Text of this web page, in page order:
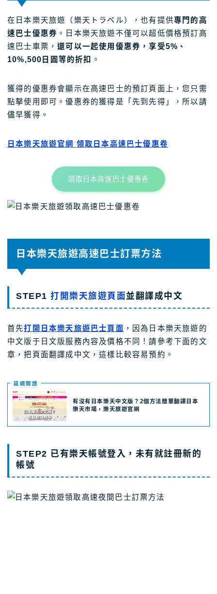
在日本樂天旅遊（樂天トラベル），也有提供專門的高
速巴士優惠券 。日本樂天旅遊不僅可以超低價格預訂高
速巴士車票，還可以一起使用優惠券，享受5%、
10%,500日圓等的折扣 。
獲得的優惠券會顯示在高速巴士的預訂頁面上，您只需
點擊使用即可。優惠券的獲得是「先到先得」，所以請
儘早獲得。
日本樂天旅遊官網 領取日本高速巴士優惠卷
領取日本高速巴士優惠卷
日本樂天旅遊高速巴士訂票方法
STEP1 打開樂天旅遊頁面並翻譯成中文
首先打開日本樂天旅遊巴士頁面 ，因為日本樂天旅遊的
中文版于日文版服務內容及價格不同！請參考下面的文
章，把頁面翻譯成中文，這樣比較容易預約。
延續閲讀
有沒有日本樂天中文版？2個方法簡單翻譯日本
樂天市場，樂天旅遊官網
STEP2 已有樂天帳號登入，未有就註冊新的
帳號